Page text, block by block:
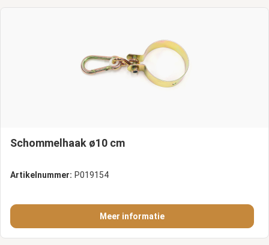
Schommelhaak ø10 cm
Artikelnummer: P019154
Meer informatie